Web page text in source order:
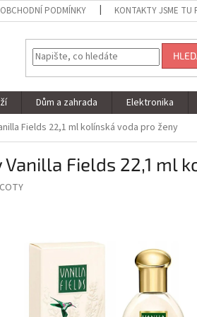
OBCHODNÍ PODMÍNKY KONTAKTY JSME TU
Dům a zahrada Elektronika
Fields 22,1 ml kolínská voda pro ženy
Vanilla Fields 22,1 ml
COTY